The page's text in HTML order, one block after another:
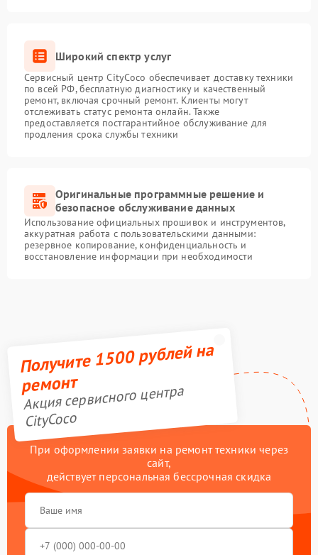
Широкий спектр услуг
Сервисный центр CityCoco обеспечивает доставку техники
по всей РФ, бесплатную диагностику и качественный
ремонт, включая срочный ремонт. Клиенты могут
отслеживать статус ремонта онлайн. Также
предоставляется постгарантийное обслуживание для
продления срока службы техники
Оригинальные программные решение и
безопасное обслуживание данных
Использование официальных прошивок и инструментов,
аккуратная работа с пользовательскими данными:
резервное копирование, конфиденциальность и
восстановление информации при необходимости
Получите 1500 рублей на
ремонт
Акция сервисного центра
CityCoco
При оформлении заявки на ремонт техники через
сайт,
действует персональная бессрочная скидка